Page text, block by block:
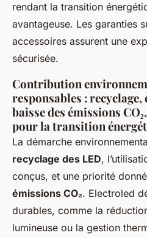
rendant la transition
avantageuse. Les garanties
accessoires assurent une
sécurisée.
Contribution
responsables :
baisse des émissions
pour la transition
La démarche
recyclage des LED,
conçus, et une priorité
émissions CO₂. Electroled
durables, comme la
lumineuse ou la gestion